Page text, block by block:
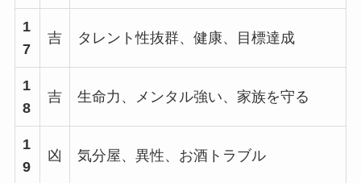
1
7
吉 タレント性抜群、健康、目標達成
1
8
吉 生命力、メンタル強い、家族を守る
1
9
凶 気分屋、異性、お酒トラブル